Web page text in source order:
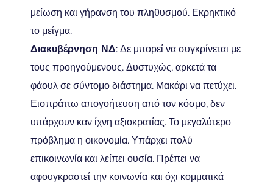
μείωση και γήρανση του πληθυσμού. Εκρηκτικό
το μείγμα.
Διακυβέρνηση ΝΔ: Δε μπορεί να συγκρίνεται με
τους προηγούμενους. Δυστυχώς, αρκετά τα
φάουλ σε σύντομο διάστημα. Μακάρι να πετύχει.
Εισπράττω απογοήτευση από τον κόσμο, δεν
υπάρχουν καν ίχνη αξιοκρατίας. Το μεγαλύτερο
πρόβλημα η οικονομία. Υπάρχει πολύ
επικοινωνία και λείπει ουσία. Πρέπει να
αφουγκραστεί την κοινωνία και όχι κομματικά